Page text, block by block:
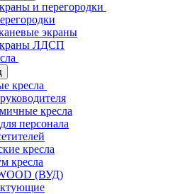
и перегородки
экраны
ЛДСП
кресла
кресла
персонала
кресла
кресла
(ВУД)